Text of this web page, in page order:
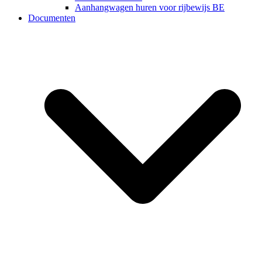
Aanhangwagen huren voor rijbewijs BE
Documenten